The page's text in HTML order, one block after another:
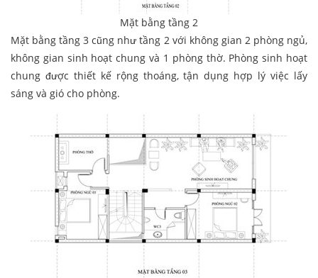
Mặt bằng tầng 2
Mặt bằng tầng 3 cũng như tầng 2 với không gian 2 phòng ngủ,
không gian sinh hoạt chung và 1 phòng thờ. Phòng sinh hoạt
chung được thiết kế rộng thoáng, tận dụng hợp lý việc lấy
sáng và gió cho phòng.